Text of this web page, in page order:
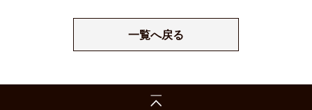
一覧へ戻る